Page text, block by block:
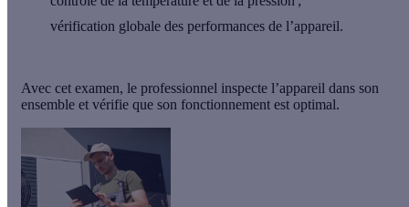
vérification globale des performances de l’appareil.
Avec cet examen, le professionnel inspecte l’appareil dans son
ensemble et vérifie que son fonctionnement est optimal.